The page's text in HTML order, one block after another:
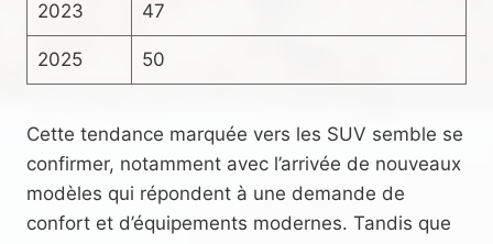
2023 47
2025 50
Cette tendance marquée vers les SUV semble se
confirmer, notamment avec l’arrivée de nouveaux
modèles qui répondent à une demande de
confort et d’équipements modernes. Tandis que